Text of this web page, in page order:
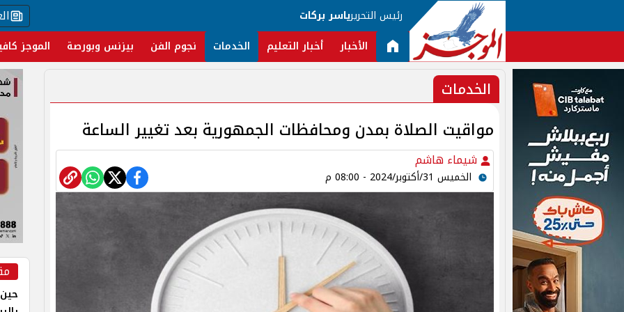
رئيس التحريرياسر بركات
الأخبار أخبار التعليم الخدمات نجوم الفن بيزنس وبورصة الموجز
الخدمات
مواقيت الصلاة بمدن ومحافظات الجمهورية بعد تغيير الساعة
شيماء هاشم
الخميس 31/أكتوبر/2024 - 08:00 م